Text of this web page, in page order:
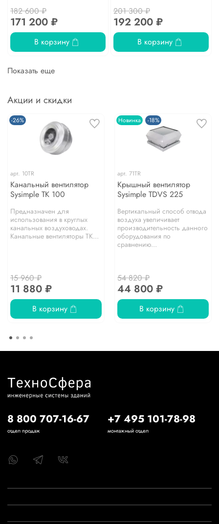
182 600 ₽
171 200 ₽
В корзину
201 300 ₽
192 200 ₽
В корзину
Показать еще
Акции и скидки
-26%
арт. 10TR
Канальный вентилятор
Sysimple TK 100
Предназначен для
использования в круглых
канальных воздуховодах.
Канальные вентиляторы TK...
15 960 ₽
11 880 ₽
В корзину
Новинка -18%
арт. 71TR
Крышный вентилятор
Sysimple TDVS 225
Вертикальный способ отвода
воздуха увеличивает
производительность данного
оборудования по
сравнению...
54 820 ₽
44 800 ₽
В корзину
8 800 707-16-67
отдел продаж
+7 495 101-78-98
монтажный отдел